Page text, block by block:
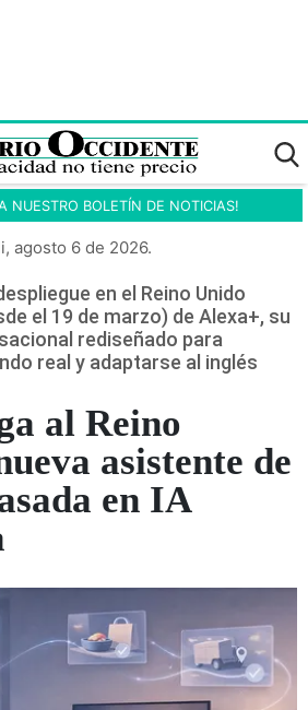
NUESTRO BOLETÍN DE NOTICIAS!
agosto 6 de 2026.
en el Reino Unido
el 19 de marzo) de Alexa+, su
rediseñado para
real y adaptarse al inglés
al Reino
asistente de
en IA